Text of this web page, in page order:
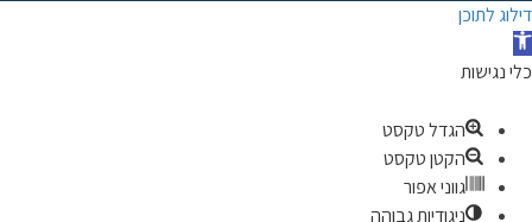
דילוג לתוכן
פתח
סרגל
כלי נגישות
הגדל טקסט
הקטן טקסט
גווני אפור
ניגודיות גבוהה